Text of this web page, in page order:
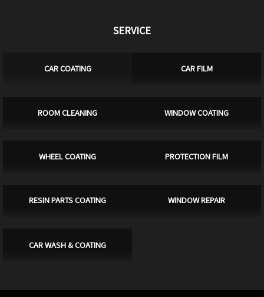
SERVICE
CAR COATING CAR FILM
ROOM CLEANING WINDOW COATING
WHEEL COATING PROTECTION FILM
RESIN PARTS COATING WINDOW REPAIR
CAR WASH & COATING